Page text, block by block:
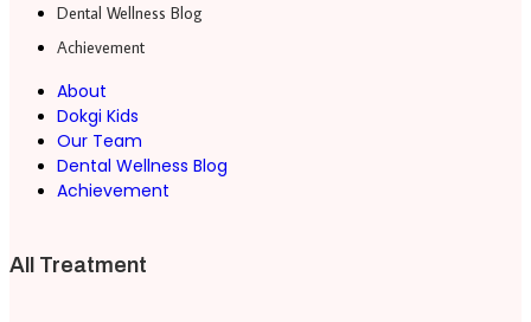
Dental Wellness Blog
Achievement
About
Dokgi Kids
Our Team
Dental Wellness Blog
Achievement
All Treatment